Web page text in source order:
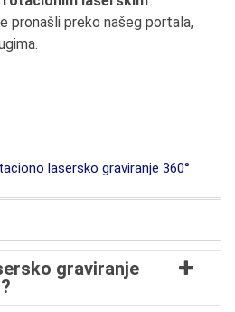
pronašli preko našeg portala,
lasersko graviranje 360°
graviranje